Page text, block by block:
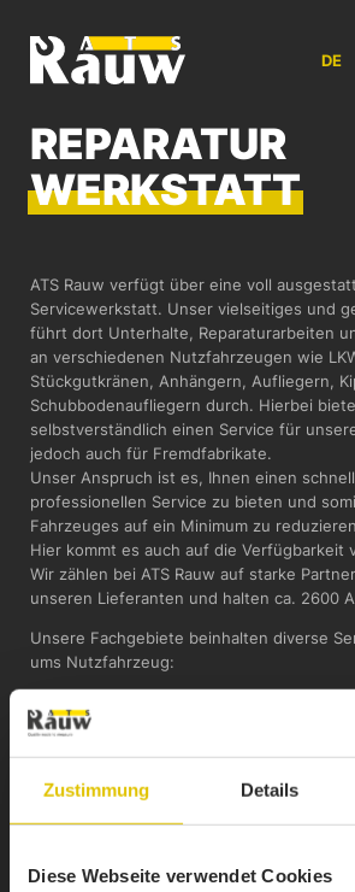
Zustimmung Details
Diese Webseite verwendet Cookies
ATS RAUW - BAU & GESTALTUNG VON
DE
REPARATUR­
WERKSTATT
ATS Rauw verfügt über eine voll
Servicewerkstatt. Unser vielseitiges und
führt dort Unterhalte, Reparaturarbeiten
an verschiedenen Nutzfahrzeugen wie
Stückgutkränen, Anhängern, Aufliegern,
Schubbodenaufliegern durch. Hierbei
selbstverständlich einen Service für
jedoch auch für Fremdfabrikate.
Unser Anspruch ist es, Ihnen einen
professionellen Service zu bieten und
Fahrzeuges auf ein Minimum zu
Hier kommt es auch auf die Verfügbarkeit
Wir zählen bei ATS Rauw auf starke
unseren Lieferanten und halten ca. 2600
Unsere Fachgebiete beinhalten diverse
ums Nutzfahrzeug:
Pneumatik
Sandstrahlen und Metallisieren
…
Kontaktieren Sie uns unter+32 80 640 486